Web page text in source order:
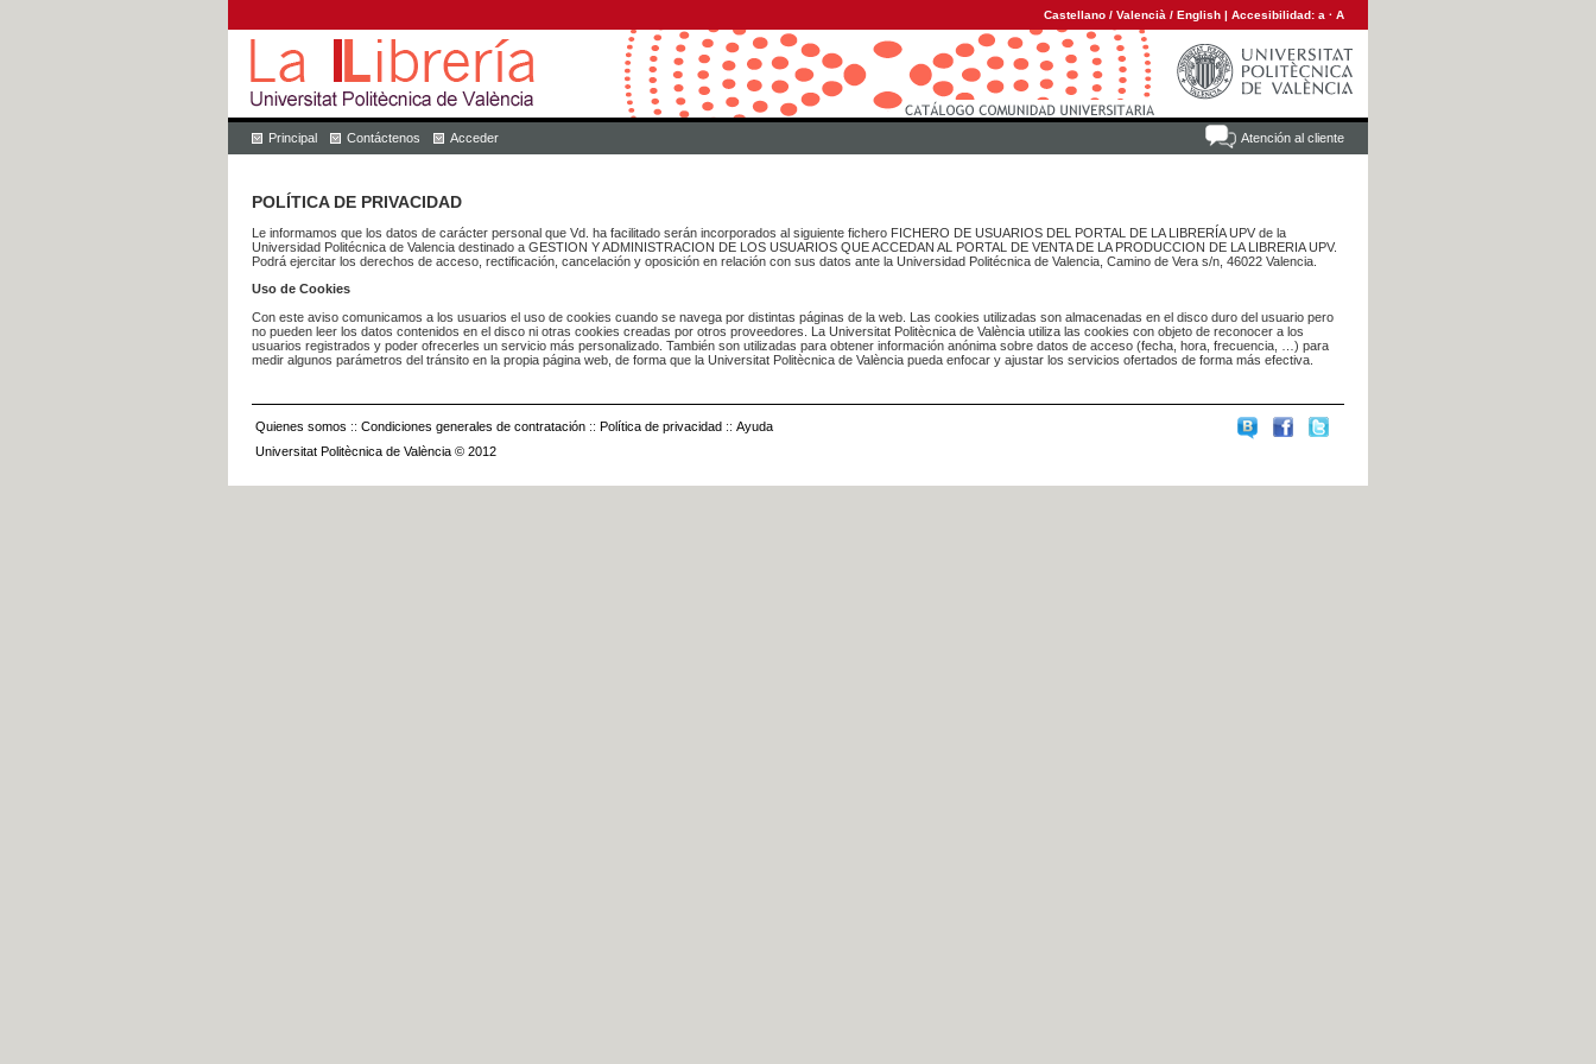
Castellano / Valencià / English | Accesibilidad: a · A
Atención al cliente
Principal Contáctenos Acceder
POLÍTICA DE PRIVACIDAD
Le informamos que los datos de carácter personal que Vd. ha facilitado serán incorporados al siguiente fichero FICHERO DE USUARIOS DEL PORTAL DE LA LIBRERÍA UPV de la
Universidad Politécnica de Valencia destinado a GESTION Y ADMINISTRACION DE LOS USUARIOS QUE ACCEDAN AL PORTAL DE VENTA DE LA PRODUCCION DE LA LIBRERIA UPV.
Podrá ejercitar los derechos de acceso, rectificación, cancelación y oposición en relación con sus datos ante la Universidad Politécnica de Valencia, Camino de Vera s/n, 46022 Valencia.
Uso de Cookies
Con este aviso comunicamos a los usuarios el uso de cookies cuando se navega por distintas páginas de la web. Las cookies utilizadas son almacenadas en el disco duro del usuario pero
no pueden leer los datos contenidos en el disco ni otras cookies creadas por otros proveedores. La Universitat Politècnica de València utiliza las cookies con objeto de reconocer a los
usuarios registrados y poder ofrecerles un servicio más personalizado. También son utilizadas para obtener información anónima sobre datos de acceso (fecha, hora, frecuencia, …) para
medir algunos parámetros del tránsito en la propia página web, de forma que la Universitat Politècnica de València pueda enfocar y ajustar los servicios ofertados de forma más efectiva.
Quienes somos :: Condiciones generales de contratación :: Política de privacidad :: Ayuda
Universitat Politècnica de València © 2012